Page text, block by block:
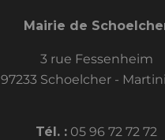
Mairie de
3 rue Fessenheim
97233 Schoelcher -
Tél. : 05 96 72 72 72